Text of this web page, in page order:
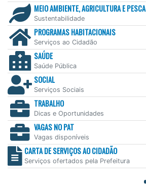
MEIO AMBIENTE, AGRICULTURA E PESCA
Sustentabilidade
PROGRAMAS HABITACIONAIS
Serviços ao Cidadão
SAÚDE
Saúde Pública
SOCIAL
Serviços Sociais
TRABALHO
Dicas e Oportunidades
VAGAS NO PAT
Vagas disponíveis
CARTA DE SERVIÇOS AO CIDADÃO
Serviços ofertados pela Prefeitura